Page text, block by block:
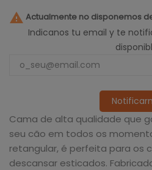
 Actualmente no disponemos
Indicanos tu email y te
Cama de alta qualidade que
seu cão em todos os
retangular, é perfeita para os
descansar esticados.